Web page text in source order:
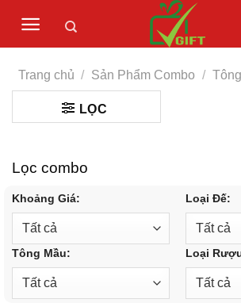
content
Trang chủ / Sản Phẩm Combo /
LỌC
Lọc combo
Khoảng Giá: Loại Đế:
Tông Mầu: Loại